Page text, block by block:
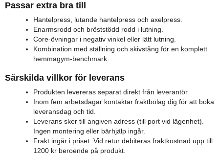
Passar extra bra till
Hantelpress, lutande hantelpress och axelpress.
Enarmsrodd och bröststödd rodd i lutning.
Core-övningar i negativ vinkel eller lätt lutning.
Kombination med ställning och skivstång för en komplett
hemmagym-benchmark.
Särskilda villkor för leverans
Produkten levereras separat direkt från leverantör.
Inom fem arbetsdagar kontaktar fraktbolag dig för att boka
leveransdag och tid.
Leverans sker till angiven adress (till port vid lägenhet).
Ingen montering eller bärhjälp ingår.
Frakt ingår i priset. Vid retur debiteras fraktkostnad upp till
1200 kr beroende på produkt.